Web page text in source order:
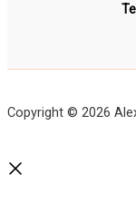
Copyright © 2026